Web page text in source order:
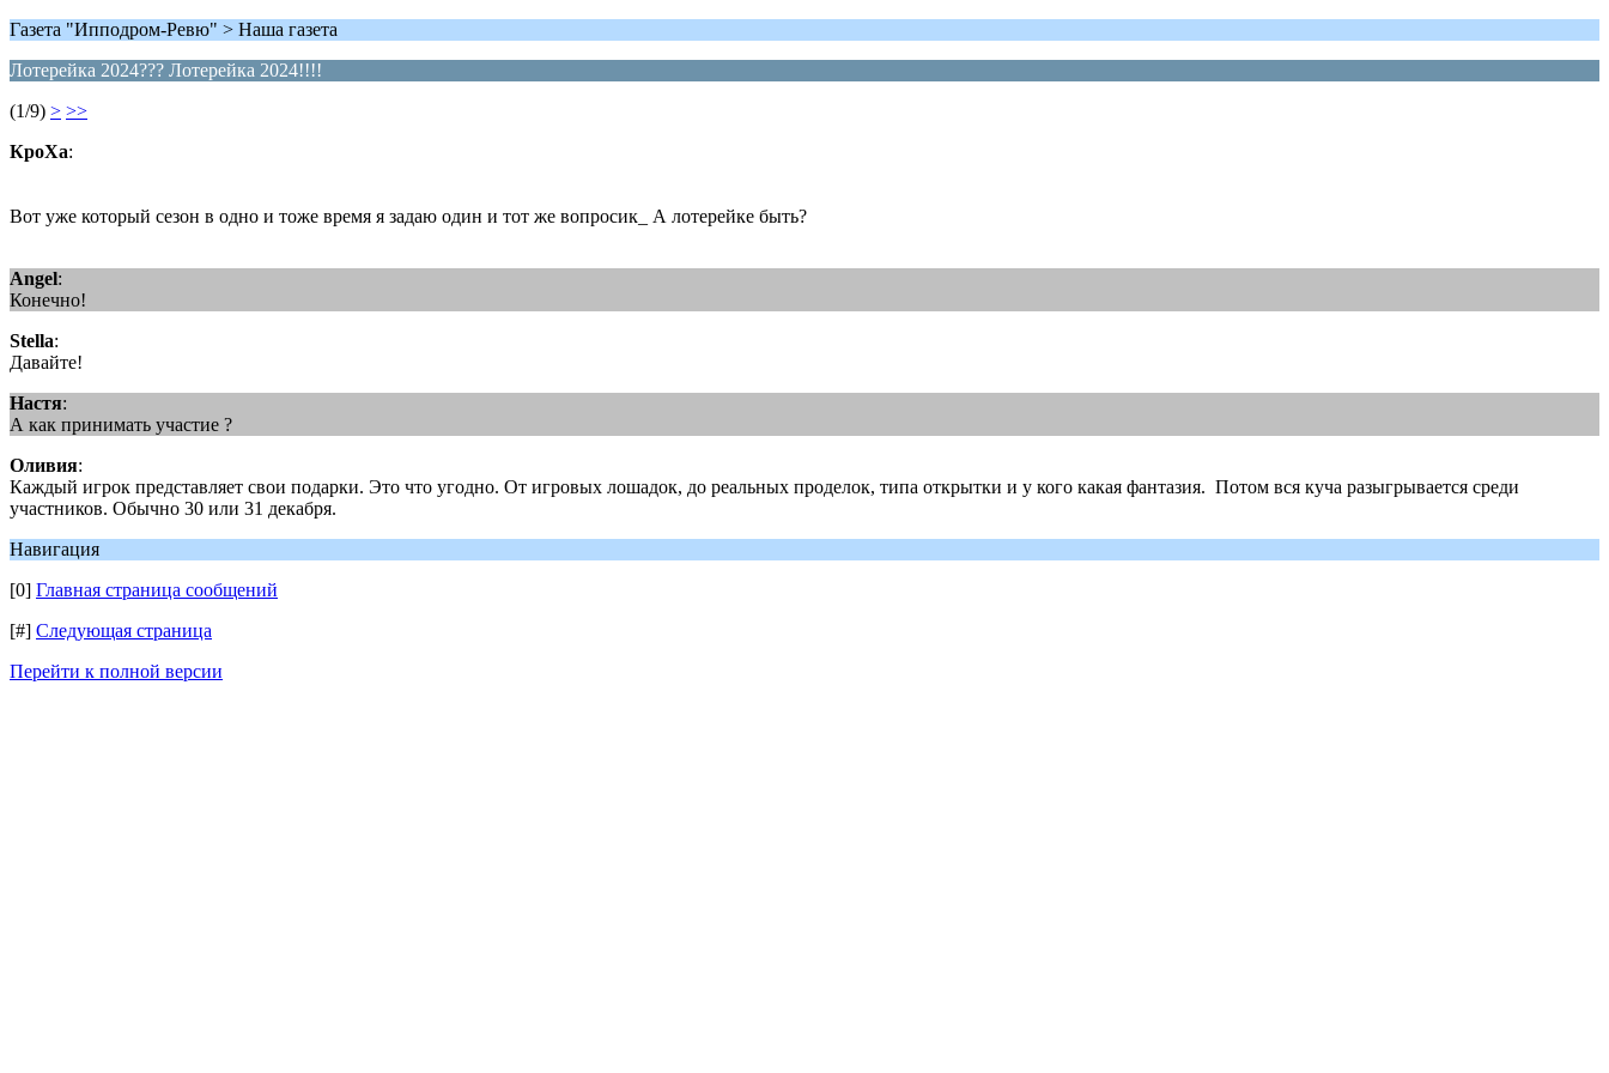
Газета "Ипподром-Ревю" > Наша газета
Лотерейка 2024??? Лотерейка 2024!!!!
(1/9) > >>
КроХа:
Вот уже который сезон в одно и тоже время я задаю один и тот же вопросик_ А лотерейке быть?
Angel:
Конечно!
Stella:
Давайте!
Настя:
А как принимать участие ?
Оливия:
Каждый игрок представляет свои подарки. Это что угодно. От игровых лошадок, до реальных проделок, типа открытки и у кого какая фантазия. Потом вся куча разыгрывается среди
участников. Обычно 30 или 31 декабря.
Навигация
[0] Главная страница сообщений
[#] Следующая страница
Перейти к полной версии